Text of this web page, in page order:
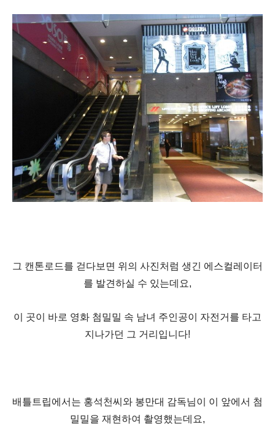
그 캔톤로드를 걷다보면 위의 사진처럼 생긴 에스컬레이터
를 발견하실 수 있는데요,
이 곳이 바로 영화 첨밀밀 속 남녀 주인공이 자전거를 타고
지나가던 그 거리입니다!
배틀트립에서는 홍석천씨와 봉만대 감독님이 이 앞에서 첨
밀밀을 재현하여 촬영했는데요,